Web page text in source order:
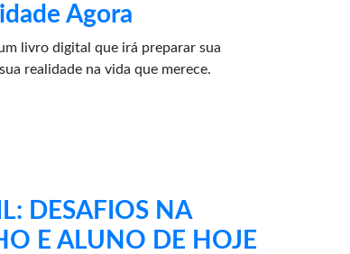
Agora
livro digital que irá preparar sua
realidade na vida que merece.
DESAFIOS NA
E ALUNO DE HOJE